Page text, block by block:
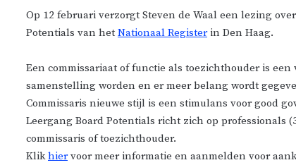
Op 12 februari verzorgt Steven de Waal een lezing
Potentials van het Nationaal Registerin Den Haag.
Een commissariaat of functie als toezichthouder is
samenstelling worden en er meer belang wordt
Commissaris nieuwe stijl is een stimulans voor good
Leergang Board Potentials richt zich op professionals
commissaris of toezichthouder.
Klikhiervoor meer informatie en aanmelden voor